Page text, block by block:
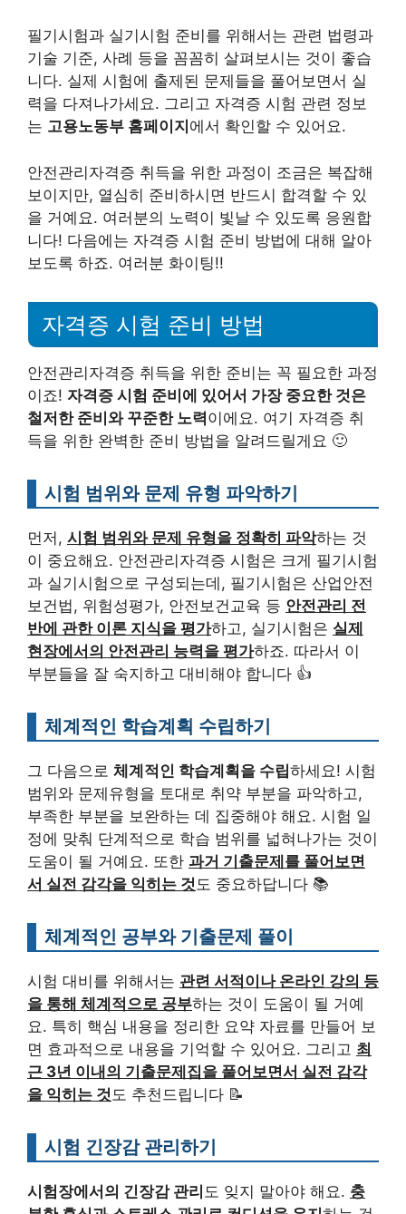
필기시험과 실기시험 준비를 위해서는 관련 법령과
기술 기준, 사례 등을 꼼꼼히 살펴보시는 것이 좋습
니다. 실제 시험에 출제된 문제들을 풀어보면서 실
력을 다져나가세요. 그리고 자격증 시험 관련 정보
는 고용노동부 홈페이지 에서 확인할 수 있어요.
안전관리자격증 취득을 위한 과정이 조금은 복잡해
보이지만, 열심히 준비하시면 반드시 합격할 수 있
을 거예요. 여러분의 노력이 빛날 수 있도록 응원합
니다! 다음에는 자격증 시험 준비 방법에 대해 알아
보도록 하죠. 여러분 화이팅!!
자격증 시험 준비 방법
안전관리자격증 취득을 위한 준비는 꼭 필요한 과정
이죠! 자격증 시험 준비에 있어서 가장 중요한 것은
철저한 준비와 꾸준한 노력이에요. 여기 자격증 취
득을 위한 완벽한 준비 방법을 알려드릴게요 🙂
시험 범위와 문제 유형 파악하기
먼저, 시험 범위와 문제 유형을 정확히 파악하는 것
이 중요해요. 안전관리자격증 시험은 크게 필기시험
과 실기시험으로 구성되는데, 필기시험은 산업안전
보건법, 위험성평가, 안전보건교육 등 안전관리 전
반에 관한 이론 지식을 평가하고, 실기시험은 실제
현장에서의 안전관리 능력을 평가하죠. 따라서 이
부분들을 잘 숙지하고 대비해야 합니다 👍
체계적인 학습계획 수립하기
그 다음으로 체계적인 학습계획을 수립하세요! 시험
범위와 문제유형을 토대로 취약 부분을 파악하고,
부족한 부분을 보완하는 데 집중해야 해요. 시험 일
정에 맞춰 단계적으로 학습 범위를 넓혀나가는 것이
도움이 될 거예요. 또한 과거 기출문제를 풀어보면
서 실전 감각을 익히는 것 도 중요하답니다 📚
체계적인 공부와 기출문제 풀이
시험 대비를 위해서는 관련 서적이나 온라인 강의 등
을 통해 체계적으로 공부하는 것이 도움이 될 거예
요. 특히 핵심 내용을 정리한 요약 자료를 만들어 보
면 효과적으로 내용을 기억할 수 있어요. 그리고 최
근 3년 이내의 기출문제집을 풀어보면서 실전 감각
을 익히는 것 도 추천드립니다 📝
시험 긴장감 관리하기
시험장에서의 긴장감 관리 도 잊지 말아야 해요. 충